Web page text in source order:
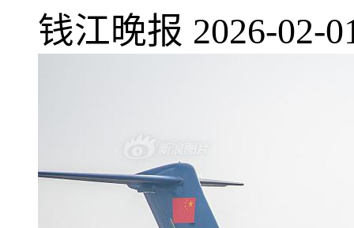
钱江晚报 2026-02-